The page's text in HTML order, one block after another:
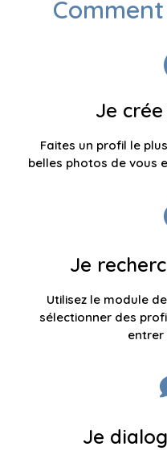
Je
Faites un profil le
belles photos de vous
Je
Utilisez le module
sélectionner des
entrer
Je